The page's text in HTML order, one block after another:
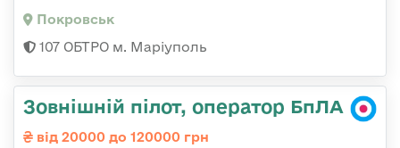
Покровськ
107 ОБТРО м. Маріуполь
Зовнішній пілот, оператор БпЛА
від 20000 до 120000 грн